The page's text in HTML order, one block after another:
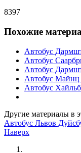
8397
Похожие
Автобус
Автобус
Автобус
Автобус
Автобус
Другие материалы в
Автобус Львов
Наверх